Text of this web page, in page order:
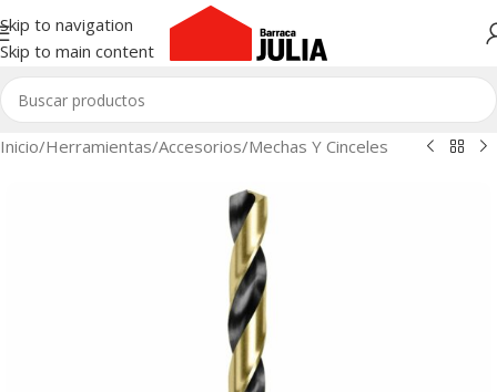
Skip to navigation
Skip to main content
Inicio/Herramientas/Accesorios/Mechas Y Cinceles